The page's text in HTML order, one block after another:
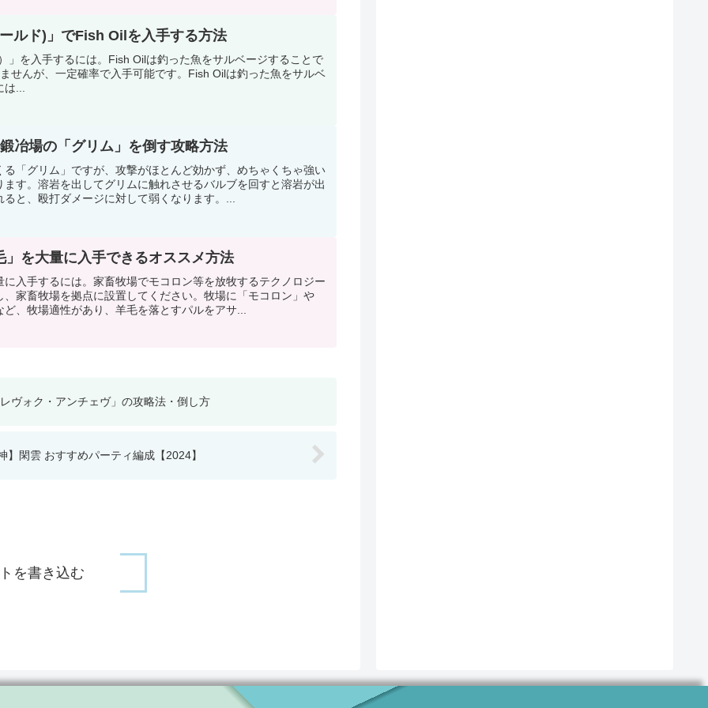
ルド)」でFish Oilを入手する方法
」を入手するには。Fish Oilは釣った魚をサルベージすることで
せんが、一定確率で入手可能です。Fish Oilは釣った魚をサルベ
...
冶場の「グリム」を倒す攻略方法
「グリム」ですが、攻撃がほとんど効かず、めちゃくちゃ強い
す。溶岩を出してグリムに触れさせるバルブを回すと溶岩が出
と、殴打ダメージに対して弱くなります。...
」を大量に入手できるオススメ方法
入手するには。家畜牧場でモコロン等を放牧するテクノロジー
家畜牧場を拠点に設置してください。牧場に「モコロン」や
、牧場適性があり、羊毛を落とすパルをアサ...
ヴォク・アンチェヴ」の攻略法・倒し方
】閑雲 おすすめパーティ編成【2024】
を書き込む